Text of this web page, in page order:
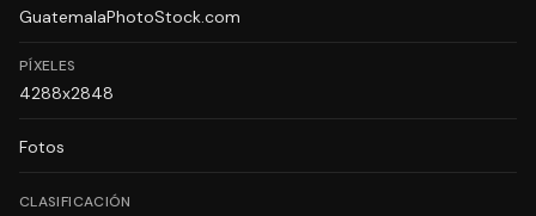
GuatemalaPhotoStock.com
PÍXELES
4288x2848
Fotos
CLASIFICACIÓN